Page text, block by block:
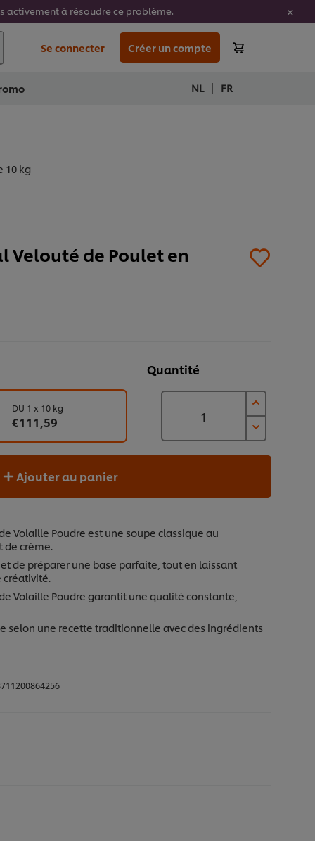
activement à résoudre ce problème.
Se connecter Créer un compte
NL | FR
10 kg
Velouté de Poulet en
Quantité
DU 1 x 10 kg
€111,59
Ajouter au panier
Volaille Poudre est une soupe classique au
de crème.
de préparer une base parfaite, tout en laissant
créativité.
Volaille Poudre garantit une qualité constante,
selon une recette traditionnelle avec des ingrédients